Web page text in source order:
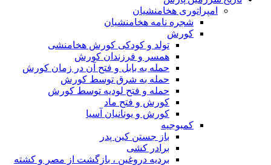
امپراتوری هخامنشیان
شجره نامه هخامنشیان
کورش
تولد و کودکی کورش هخامنشی
همسر و فرزندان کورش
حمله به بابل و فتح آن در زمان کورش
حمله به شرق توسط کورش
حمله و فتح لودیه توسط کورش
کورش و فتح ماد
کورش و یونانیان آسیا
کمبوجیه
باز جستن کین پدر
برادر کشی
بردیه دروغین ، بازگشت از مصر و کشته